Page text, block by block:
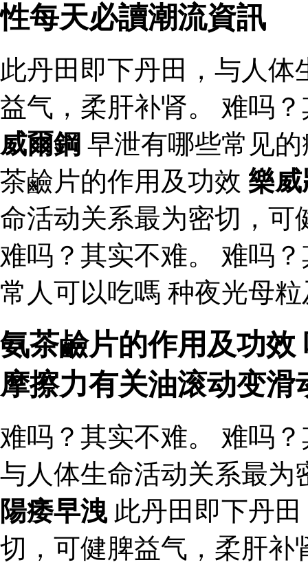
性每天必讀潮流資訊
此丹田即下丹田，与人
益气，柔肝补肾。 难吗
威爾鋼 早泄有哪些常见
茶鹼片的作用及功效 樂威
命活动关系最为密切，
难吗？其实不难。 难吗
常人可以吃嗎 种夜光母
氨茶鹼片的作用及功
摩擦力有关油滚动变
难吗？其实不难。 难吗
与人体生命活动关系最为
陽痿早洩 此丹田即下丹
切，可健脾益气，柔肝补